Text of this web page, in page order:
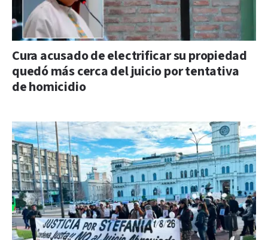
Cura acusado de electrificar su propiedad
quedó más cerca del juicio por tentativa
de homicidio